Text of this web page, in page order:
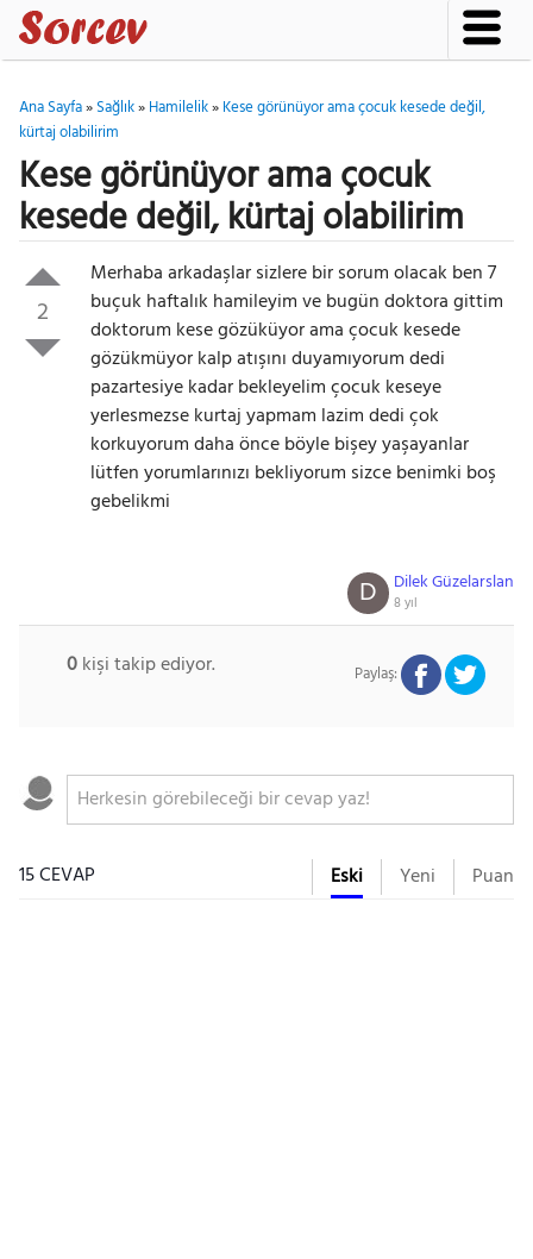
Ana Sayfa»Sağlık»Hamilelik»Kese görünüyor ama çocuk kesede değil,
kürtaj olabilirim
Kese görünüyor ama çocuk
kesede değil, kürtaj olabilirim
2
Merhaba arkadaşlar sizlere bir sorum olacak ben 7
buçuk haftalık hamileyim ve bugün doktora gittim
doktorum kese gözüküyor ama çocuk kesede
gözükmüyor kalp atışını duyamıyorum dedi
pazartesiye kadar bekleyelim çocuk keseye
yerlesmezse kurtaj yapmam lazim dedi çok
korkuyorum daha önce böyle bişey yaşayanlar
lütfen yorumlarınızı bekliyorum sizce benimki boş
gebelikmi
Dilek Güzelarslan
8 yıl
D
0kişi takip ediyor. Paylaş:
15 CEVAP Eski Yeni Puan